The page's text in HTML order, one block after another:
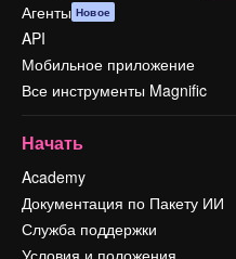
Агенты Новое
API
Мобильное приложение
Все инструменты Magnific
Начать
Academy
Документация по Пакету ИИ
Служба поддержки
Условия и положения